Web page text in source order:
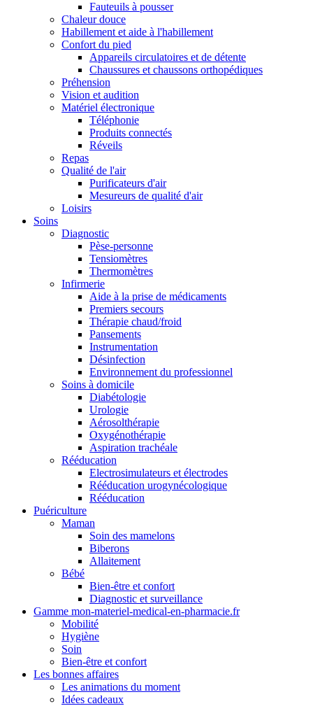
Fauteuils à pousser
Chaleur douce
Habillement et aide à l'habillement
Confort du pied
Appareils circulatoires et de détente
Chaussures et chaussons orthopédiques
Préhension
Vision et audition
Matériel électronique
Téléphonie
Produits connectés
Réveils
Repas
Qualité de l'air
Purificateurs d'air
Mesureurs de qualité d'air
Loisirs
Soins
Diagnostic
Pèse-personne
Tensiomètres
Thermomètres
Infirmerie
Aide à la prise de médicaments
Premiers secours
Thérapie chaud/froid
Pansements
Instrumentation
Désinfection
Environnement du professionnel
Soins à domicile
Diabétologie
Urologie
Aérosolthérapie
Oxygénothérapie
Aspiration trachéale
Rééducation
Electrosimulateurs et électrodes
Rééducation urogynécologique
Rééducation
Puériculture
Maman
Soin des mamelons
Biberons
Allaitement
Bébé
Bien-être et confort
Diagnostic et surveillance
Gamme mon-materiel-medical-en-pharmacie.fr
Mobilité
Hygiène
Soin
Bien-être et confort
Les bonnes affaires
Les animations du moment
Idées cadeaux